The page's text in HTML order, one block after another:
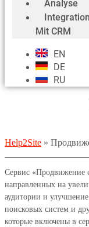
Analyse
Integration
Mit CRM
EN
DE
RU
Help2Site »
Сервис «Продвижение
направленных на
аудитории и улучшение
поисковых систем и
которые включены в